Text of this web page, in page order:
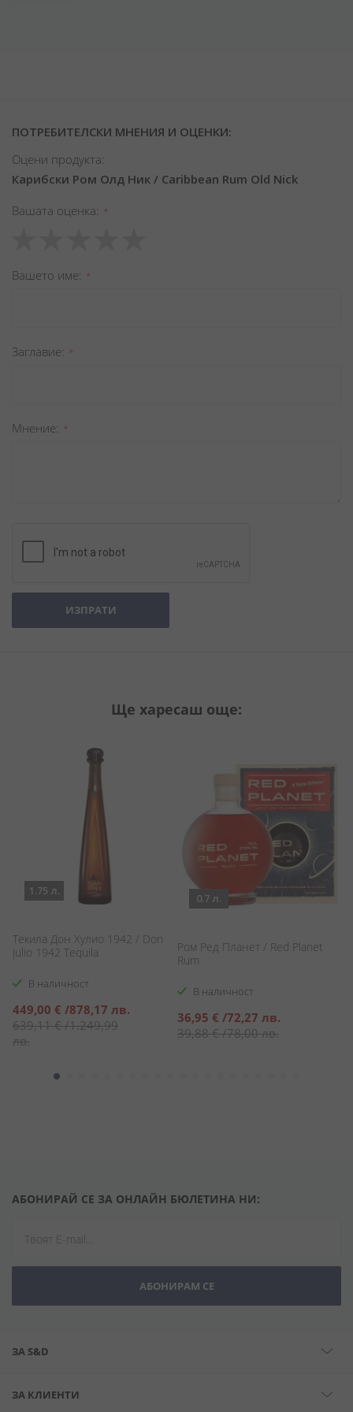
ПОТРЕБИТЕЛСКИ МНЕНИЯ И ОЦЕНКИ:
Оцени продукта:
Карибски Ром Олд Ник / Caribbean Rum Old Nick
Вашата оценка
star
stars
stars
stars
stars
Вашето име
Заглавиe
Мнение
ИЗПРАТИ
Ще харесаш още:
1.75 л.
Текила Дон Хулио 1942 / Don
Julio 1942 Tequila
В наличност
Специална
цена
449,00 € /878,17 лв.
639,11 €/1.249,99
лв.
0.7 л.
Ром Ред Планет / Red Planet
Rum
В наличност
Специална
цена
36,95 € /72,27 лв.
39,88 €/78,00 лв.
АБОНИРАЙ СЕ ЗА ОНЛАЙН БЮЛЕТИНА НИ:
АБОНИРАМ СЕ
ЗА S&D
ЗА КЛИЕНТИ